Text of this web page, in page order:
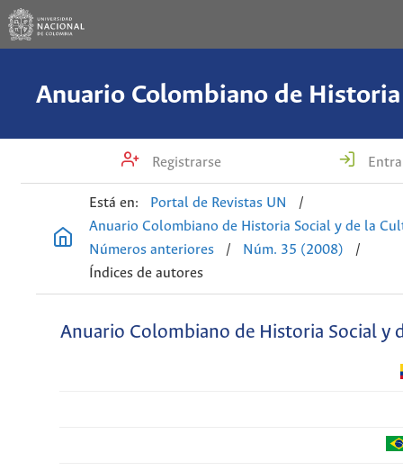
Registrarse
Está en: Portal de Revistas UN
/
Anuario Colombiano de Historia Social y de la
Números anteriores
/ Núm. 35 (2008)
/
Índices de autores
Anuario Colombiano de Historia Social y